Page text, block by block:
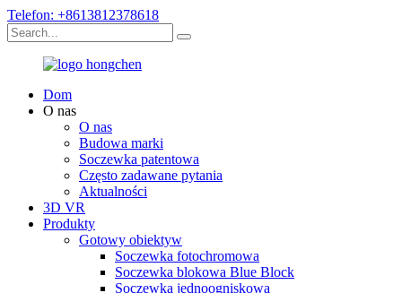
Telefon: +8613812378618
Dom
O nas
O nas
Budowa marki
Soczewka patentowa
Często zadawane pytania
Aktualności
3D VR
Produkty
Gotowy obiektyw
Soczewka fotochromowa
Soczewka blokowa Blue Block
Soczewka jednoogniskowa